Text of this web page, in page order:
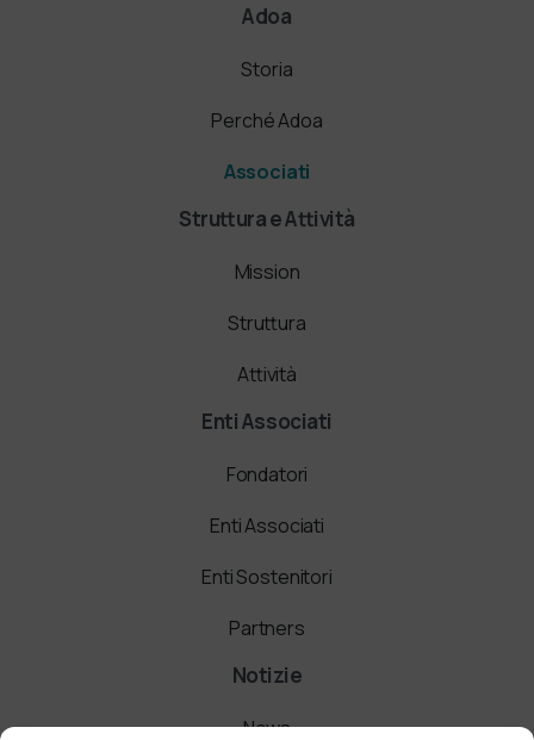
Adoa
Storia
Perché Adoa
Associati
Struttura e Attività
Mission
Struttura
Attività
Enti Associati
Fondatori
Enti Associati
Enti Sostenitori
Partners
Notizie
News